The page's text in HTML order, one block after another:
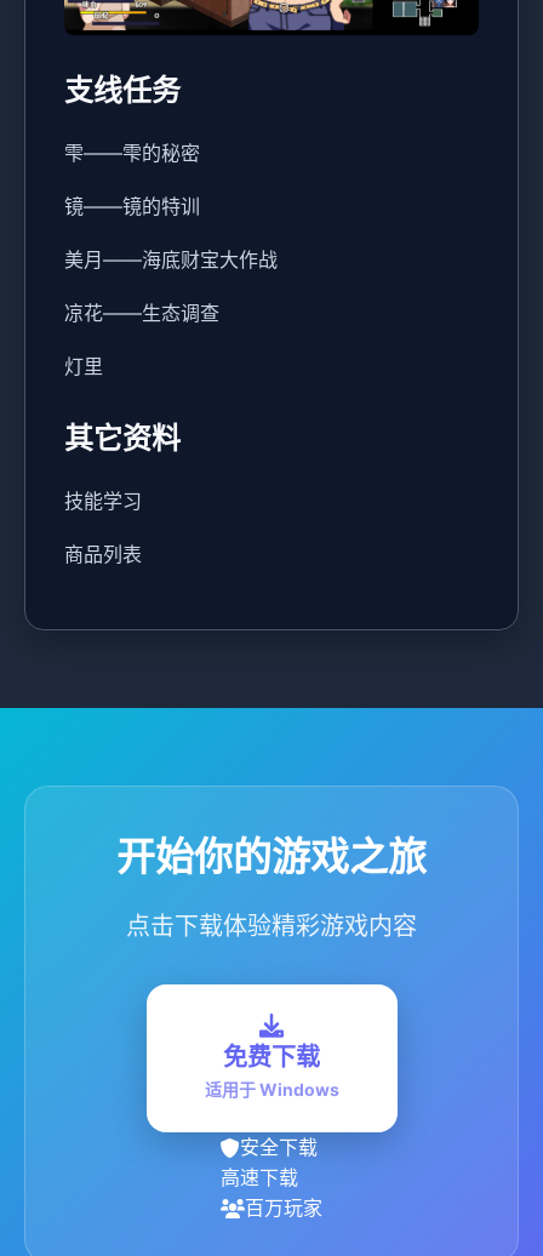
支线任务
雫——雫的秘密
镜——镜的特训
美月——海底财宝大作战
凉花——生态调查
灯里
其它资料
技能学习
商品列表
开始你的游戏之旅
点击下载体验精彩游戏内容
免费下载
适用于 Windows
安全下载
高速下载
百万玩家